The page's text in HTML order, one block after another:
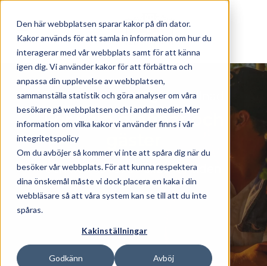
Den här webbplatsen sparar kakor på din dator.
Kakor används för att samla in information om hur du
interagerar med vår webbplats samt för att känna
igen dig. Vi använder kakor för att förbättra och
anpassa din upplevelse av webbplatsen,
sammanställa statistik och göra analyser om våra
besökare på webbplatsen och i andra medier. Mer
information om vilka kakor vi använder finns i vår
integritetspolicy
Om du avböjer så kommer vi inte att spåra dig när du
besöker vår webbplats. För att kunna respektera
dina önskemål måste vi dock placera en kaka i din
webbläsare så att våra system kan se till att du inte
spåras.
Kakinställningar
Godkänn Avböj
Drömmen om att göra skillnad
För våra grannar och
och kunna leva hållbart i tiden